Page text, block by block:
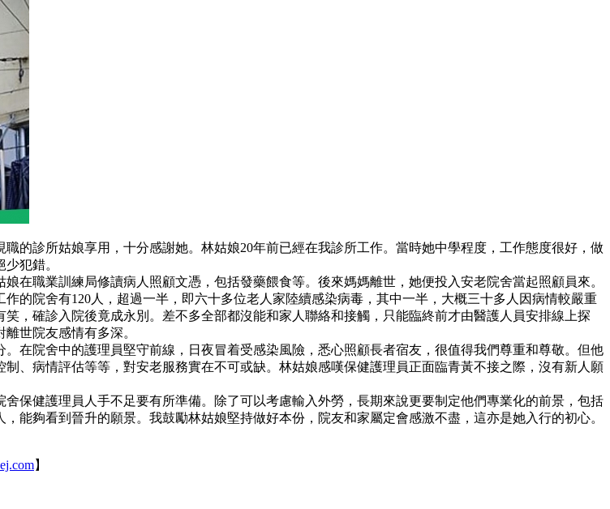
的診所姑娘享用，十分感謝她。林姑娘20年前已經在我診所工作。當時她中學程度，工作態度很好，做
犯錯。
在職業訓練局修讀病人照顧文憑，包括發藥餵食等。後來媽媽離世，她便投入安老院舍當起照顧員來。
的院舍有120人，超過一半，即六十多位老人家陸續感染病毒，其中一半，大概三十多人因病情較嚴重
，確診入院後竟成永別。差不多全部都沒能和家人聯絡和接觸，只能臨終前才由醫護人員安排線上探
世院友感情有多深。
在院舍中的護理員堅守前線，日夜冒着受感染風險，悉心照顧長者宿友，很值得我們尊重和尊敬。但他
、病情評估等等，對安老服務實在不可或缺。林姑娘感嘆保健護理員正面臨青黃不接之際，沒有新人願
保健護理員人手不足要有所準備。除了可以考慮輸入外勞，長期來說更要制定他們專業化的前景，包括
能夠看到晉升的願景。我鼓勵林姑娘堅持做好本份，院友和家屬定會感激不盡，這亦是她入行的初心。
】